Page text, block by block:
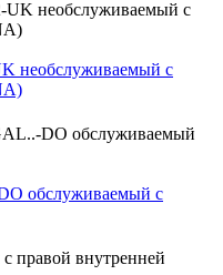
необслуживаемый с
обслуживаемый с